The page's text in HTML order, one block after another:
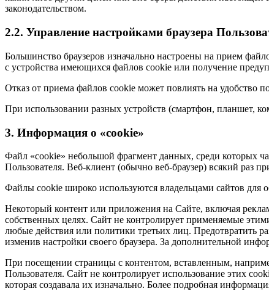
законодательством.
2.2. Управление настройками браузера
Большинство браузеров изначально настроены на прием
с устройства имеющихся файлов cookie или получение
Отказ от приема файлов cookie может повлиять на удобство
При использовании разных устройств (смартфон, планшет,
3. Информация о «cookie»
Файл «cookie» небольшой фрагмент данных, среди которых
Пользователя. Веб-клиент (обычно веб-браузер) всякий раз
Файлы cookie широко используются владельцами сайтов для
Некоторый контент или приложения на Сайте, включая
собственных целях. Сайт не контролирует применяемые
любые действия или политики третьих лиц. Предотвратить
изменив настройки своего браузера. За дополнительной
При посещении страницы с контентом, вставленным,
Пользователя. Сайт не контролирует использование этих
которая создавала их изначально. Более подробная